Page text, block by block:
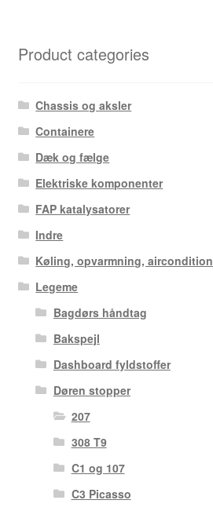
Product categories
Chassis og aksler
Containere
Dæk og fælge
Elektriske komponenter
FAP katalysatorer
Indre
Køling, opvarmning, aircondition
Legeme
Bagdørs håndtag
Bakspejl
Dashboard fyldstoffer
Døren stopper
207
308 T9
C1 og 107
C3 Picasso